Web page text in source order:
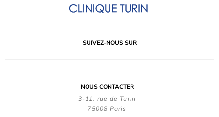
SUIVEZ-NOUS SUR
NOUS CONTACTER
3-11, rue de Turin
75008 Paris